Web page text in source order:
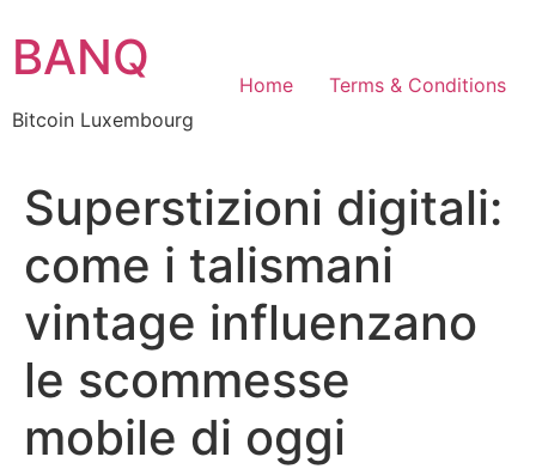
to
content
BANQ
Bitcoin Luxembourg
Home Terms & Conditions
Superstizioni digitali:
come i talismani
vintage influenzano
le scommesse
mobile di oggi